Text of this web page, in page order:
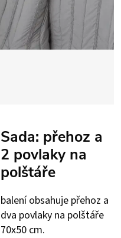
Sada: přehoz a
2 povlaky na
polštáře
balení obsahuje přehoz a
dva povlaky na polštáře
70x50 cm.